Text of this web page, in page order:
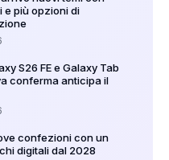
e più opzioni di
S26 FE e Galaxy Tab
conferma anticipa il
confezioni con un
digitali dal 2028